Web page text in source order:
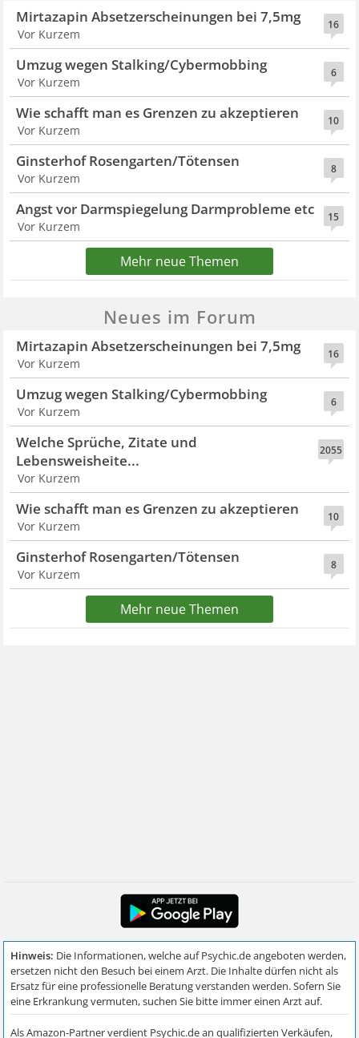
16
Mirtazapin Absetzerscheinungen bei 7,5mg
Vor Kurzem
6
Umzug wegen Stalking/Cybermobbing
Vor Kurzem
10
Wie schafft man es Grenzen zu akzeptieren
Vor Kurzem
8
Ginsterhof Rosengarten/Tötensen
Vor Kurzem
15
Angst vor Darmspiegelung Darmprobleme etc
Vor Kurzem
Mehr neue Themen
Neues im Forum
16
Mirtazapin Absetzerscheinungen bei 7,5mg
Vor Kurzem
6
Umzug wegen Stalking/Cybermobbing
Vor Kurzem
2055
Welche Sprüche, Zitate und
Lebensweisheite...
Vor Kurzem
10
Wie schafft man es Grenzen zu akzeptieren
Vor Kurzem
8
Ginsterhof Rosengarten/Tötensen
Vor Kurzem
Mehr neue Themen